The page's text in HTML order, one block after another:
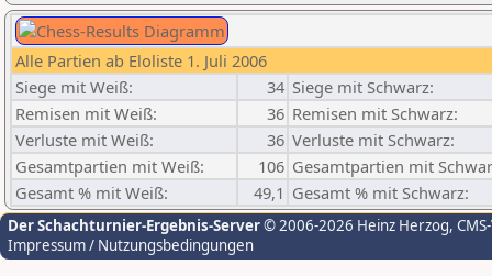
Alle Partien ab Eloliste 1. Juli 2006
Siege mit Weiß:
34 Siege mit Schwarz:
Remisen mit Weiß:
36 Remisen mit Schwarz:
Verluste mit Weiß:
36 Verluste mit Schwarz:
Gesamtpartien mit Weiß:
106 Gesamtpartien mit
Gesamt % mit Weiß:
49,1 Gesamt % mit Schwarz:
Der Schachturnier-Ergebnis-Server© 2006-2026 Heinz Herzog,
Impressum / Nutzungsbedingungen